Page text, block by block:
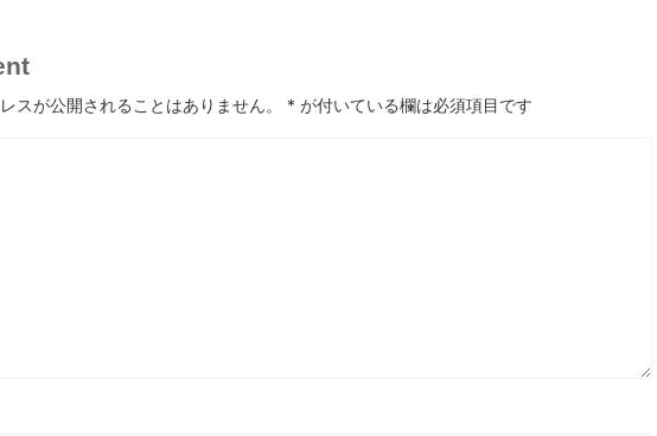
スが公開されることはありません。 * が付いている欄は必須項目です